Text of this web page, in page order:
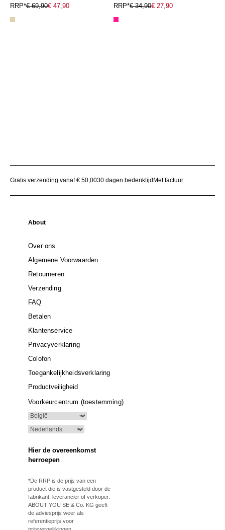
RRP*€ 69,90€ 47,90
RRP*€ 34,90€ 27,90
Gratis verzending vanaf € 50,0030 dagen bedenktijd Met factuur
About
Over ons
Algemene Voorwaarden
Retourneren
Verzending
FAQ
Betalen
Klantenservice
Privacyverklaring
Colofon
Toegankelijkheidsverklaring
Productveiligheid
Voorkeurcentrum (toestemming)
Hier de overeenkomst
herroepen
*De RRP is de prijs van een
product die is vastgesteld door de
fabrikant, leverancier of verkoper.
ABOUT YOU SE & Co. KG geeft
de adviesprijs weer als
referentieprijs voor